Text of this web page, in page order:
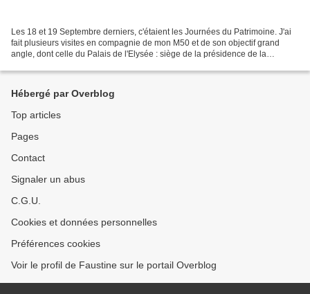
Les 18 et 19 Septembre derniers, c'étaient les Journées du Patrimoine. J'ai
fait plusieurs visites en compagnie de mon M50 et de son objectif grand
angle, dont celle du Palais de l'Elysée : siège de la présidence de la
Hébergé par Overblog
Top articles
Pages
Contact
Signaler un abus
C.G.U.
Cookies et données personnelles
Préférences cookies
Voir le profil de Faustine sur le portail Overblog